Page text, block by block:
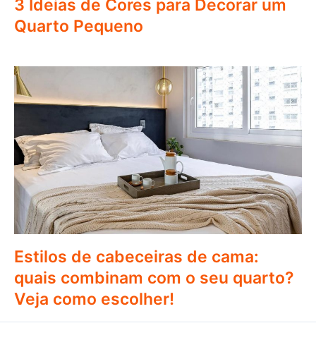
3 Ideias de Cores para Decorar um
Quarto Pequeno
Estilos de cabeceiras de cama:
quais combinam com o seu quarto?
Veja como escolher!